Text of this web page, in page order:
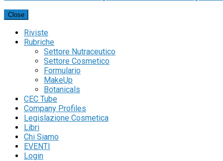
Close
Riviste
Rubriche
Settore Nutraceutico
Settore Cosmetico
Formulario
MakeUp
Botanicals
CEC Tube
Company Profiles
Legislazione Cosmetica
Libri
Chi Siamo
EVENTI
Login